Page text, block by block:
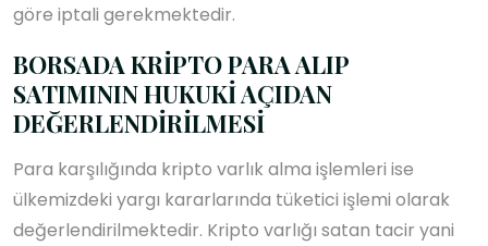
göre iptali gerekmektedir.
BORSADA KRİPTO PARA ALIP
SATIMININ HUKUKİ AÇIDAN
DEĞERLENDİRİLMESİ
Para karşılığında kripto varlık alma işlemleri ise
ülkemizdeki yargı kararlarında tüketici işlemi olarak
değerlendirilmektedir. Kripto varlığı satan tacir yani